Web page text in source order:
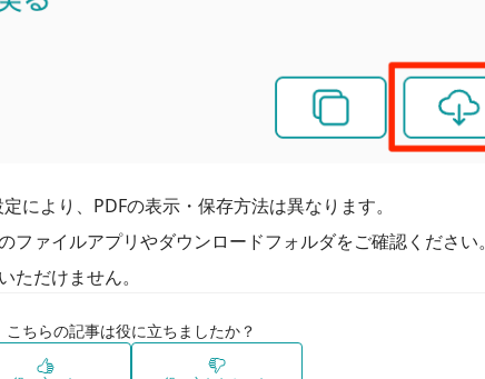
により、PDFの表示・保存方法は異なります。
ファイルアプリやダウンロードフォルダをご確認ください。
ただけません。
こちらの記事は役に立ちましたか？